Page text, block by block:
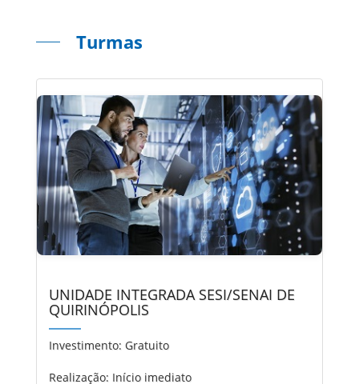
Turmas
UNIDADE INTEGRADA SESI/SENAI DE
QUIRINÓPOLIS
Investimento: Gratuito
Realização: Início imediato